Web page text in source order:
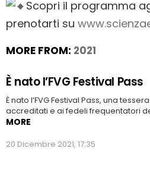
Scopri il programma
prenotarti su
MORE FROM: 2021
È nato l’FVG Festival Pass
È nato l’FVG Festival Pass, una
accreditati e ai fedeli frequentatori
MORE
20 Dicembre 2021, 17:35